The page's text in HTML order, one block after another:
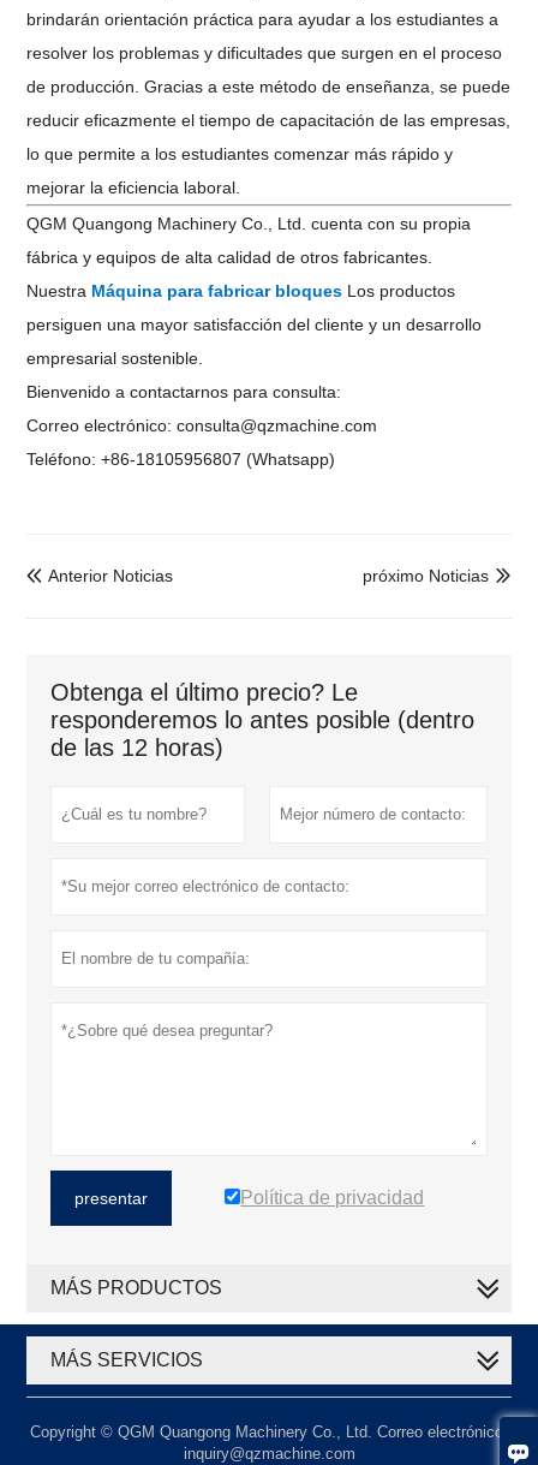

brindarán orientación práctica para ayudar a los estudiantes a
resolver los problemas y dificultades que surgen en el proceso
de producción. Gracias a este método de enseñanza, se puede
reducir eficazmente el tiempo de capacitación de las empresas,
lo que permite a los estudiantes comenzar más rápido y
mejorar la eficiencia laboral.
QGM Quangong Machinery Co., Ltd. cuenta con su propia
fábrica y equipos de alta calidad de otros fabricantes.
Nuestra Máquina para fabricar bloques Los productos
persiguen una mayor satisfacción del cliente y un desarrollo
empresarial sostenible.
Bienvenido a contactarnos para consulta:
Correo electrónico: consulta@qzmachine.com
Teléfono: +86-18105956807 (Whatsapp)
 Anterior Noticias 
próximo Noticias
Obtenga el último precio? Le
responderemos lo antes posible (dentro
de las 12 horas)
presentar Política de privacidad
MÁS PRODUCTOS
MÁS SERVICIOS
Copyright © QGM Quangong Machinery Co., Ltd. Correo electrónico:
inquiry@qzmachine.com